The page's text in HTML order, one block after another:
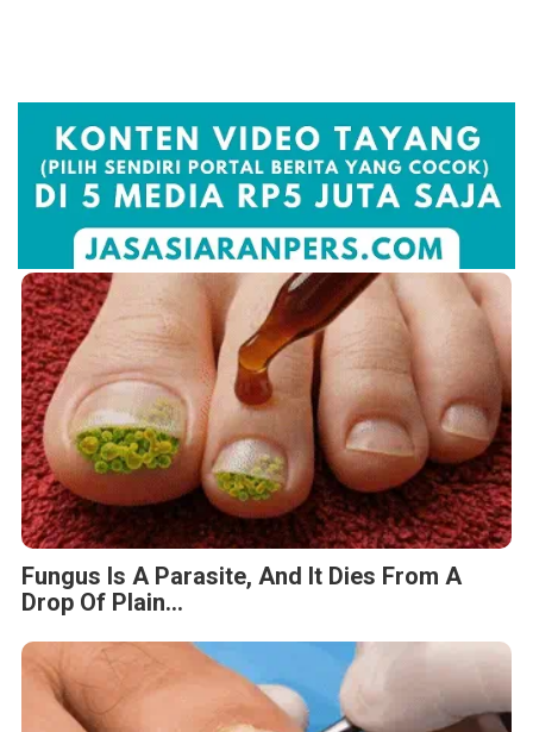
Fungus Is A Parasite, And It Dies From A
Drop Of Plain...